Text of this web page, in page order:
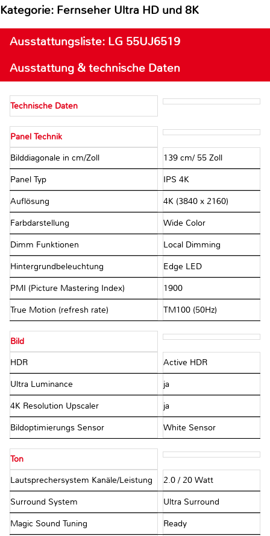
Kategorie: Fernseher Ultra HD und 8K
Ausstattungsliste: LG 55UJ6519
Ausstattung & technische Daten
Technische Daten
Panel Technik
Bilddiagonale in cm/Zoll 139 cm/ 55 Zoll
Panel Typ IPS 4K
Auflösung 4K (3840 x 2160)
Farbdarstellung Wide Color
Dimm Funktionen Local Dimming
Hintergrundbeleuchtung Edge LED
PMI (Picture Mastering Index) 1900
True Motion (refresh rate) TM100 (50Hz)
Bild
HDR Active HDR
Ultra Luminance ja
4K Resolution Upscaler ja
Bildoptimierungs Sensor White Sensor
Ton
Lautsprechersystem Kanäle/Leistung 2.0 / 20 Watt
Surround System Ultra Surround
Magic Sound Tuning Ready